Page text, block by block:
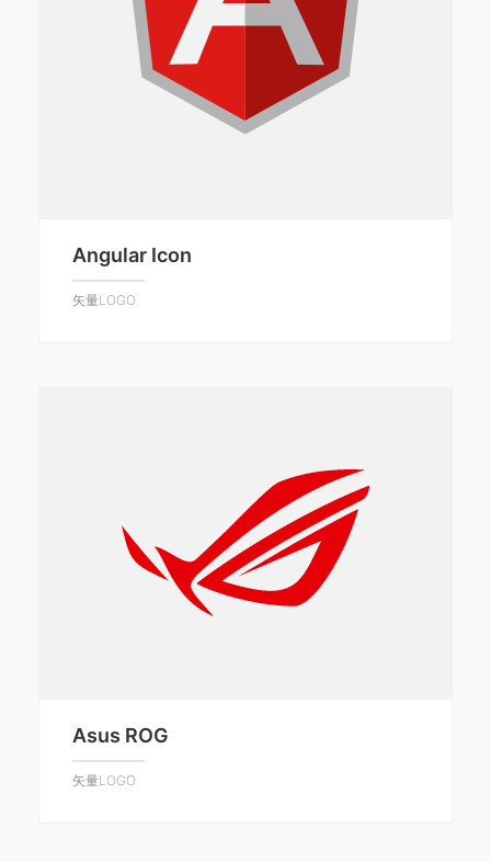
Angular Icon
矢量LOGO
Asus ROG
矢量LOGO